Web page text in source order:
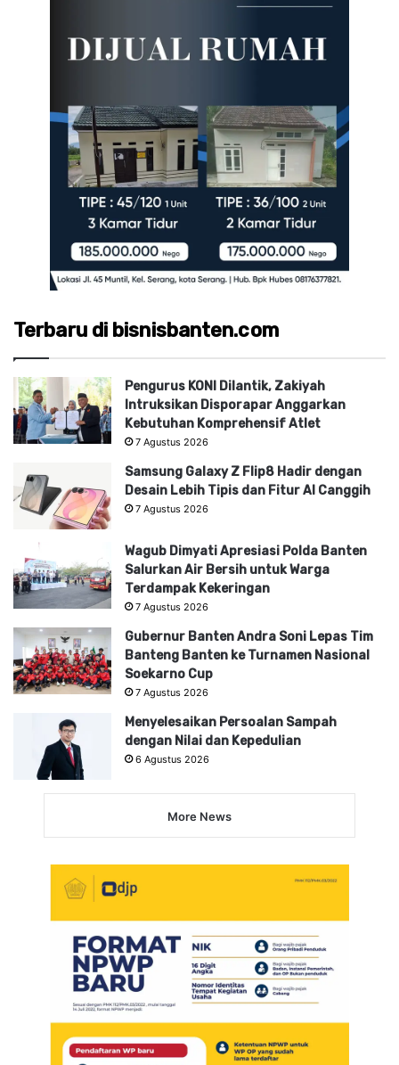
Terbaru di bisnisbanten.com
Pengurus KONI Dilantik, Zakiyah
Intruksikan Disporapar Anggarkan
Kebutuhan Komprehensif Atlet
7 Agustus 2026
Samsung Galaxy Z Flip8 Hadir dengan
Desain Lebih Tipis dan Fitur AI Canggih
7 Agustus 2026
Wagub Dimyati Apresiasi Polda Banten
Salurkan Air Bersih untuk Warga
Terdampak Kekeringan
7 Agustus 2026
Gubernur Banten Andra Soni Lepas Tim
Banteng Banten ke Turnamen Nasional
Soekarno Cup
7 Agustus 2026
Menyelesaikan Persoalan Sampah
dengan Nilai dan Kepedulian
6 Agustus 2026
More News